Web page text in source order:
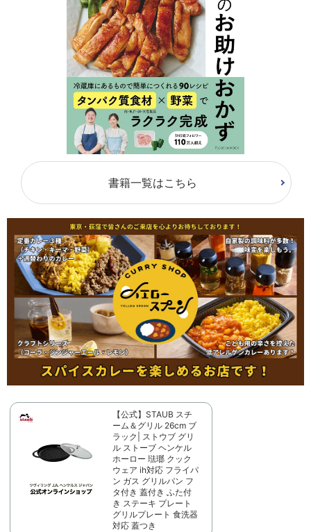
書籍一覧はこちら
【公式】STAUB スチ
ーム＆グリル 26cm ブ
ラック| ストウブ グリ
ル ストーブ ヘンケル
ホーロー 琺瑯 クック
ウェア ih対応 フライパ
ン ガス グリルパン フ
タ付き 蓋付き ふた付
き ステーキ プレート
グリルプレート 食洗器
対応 蓋つき